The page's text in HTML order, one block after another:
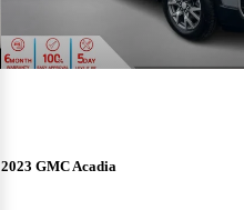
2023 GMC Acadia